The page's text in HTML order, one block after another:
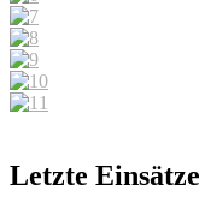
Letzte Einsätze